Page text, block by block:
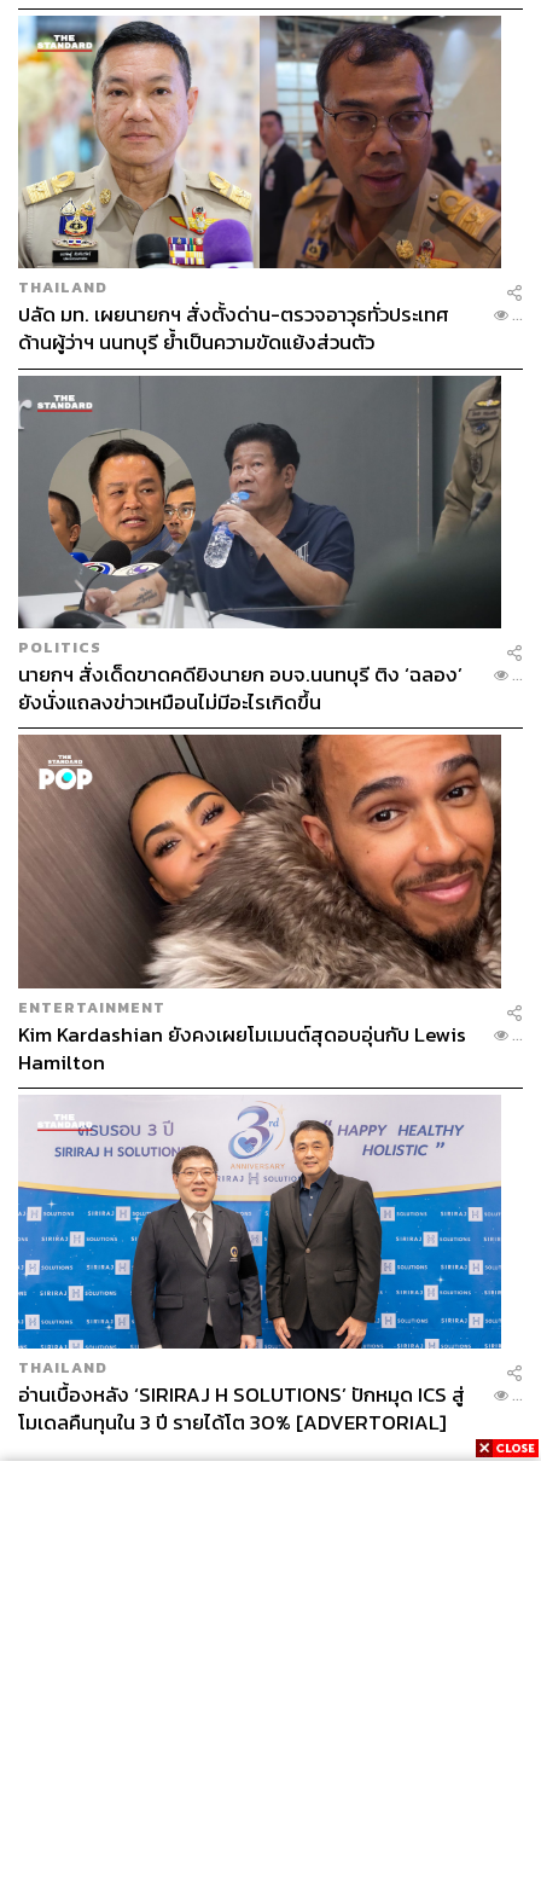
THAILAND
ปลัด มท. เผยนายกฯ สั่งตั้งด่าน-ตรวจอาวุธทั่วประเทศ
ด้านผู้ว่าฯ นนทบุรี ย้ำเป็นความขัดแย้งส่วนตัว
...
POLITICS
นายกฯ สั่งเด็ดขาดคดียิงนายก อบจ.นนทบุรี ติง ‘ฉลอง’
ยังนั่งแถลงข่าวเหมือนไม่มีอะไรเกิดขึ้น
...
ENTERTAINMENT
Kim Kardashian ยังคงเผยโมเมนต์สุดอบอุ่นกับ Lewis
Hamilton
...
THAILAND
อ่านเบื้องหลัง ‘SIRIRAJ H SOLUTIONS’ ปักหมุด ICS สู่
โมเดลคืนทุนใน 3 ปี รายได้โต 30% [ADVERTORIAL]
...